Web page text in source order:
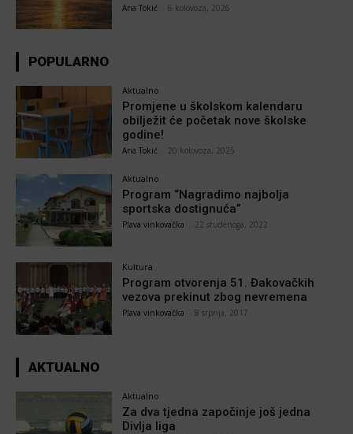
Ana Tokić 6 kolovoza, 2026
POPULARNO
Aktualno
Promjene u školskom kalendaru
obilježit će početak nove školske
godine!
Ana Tokić 20 kolovoza, 2025
Aktualno
Program “Nagradimo najbolja
sportska dostignuća”
Plava vinkovačka 22 studenoga, 2022
Kultura
Program otvorenja 51. Đakovačkih
vezova prekinut zbog nevremena
Plava vinkovačka 8 srpnja, 2017
AKTUALNO
Aktualno
Za dva tjedna započinje još jedna
Divlja liga